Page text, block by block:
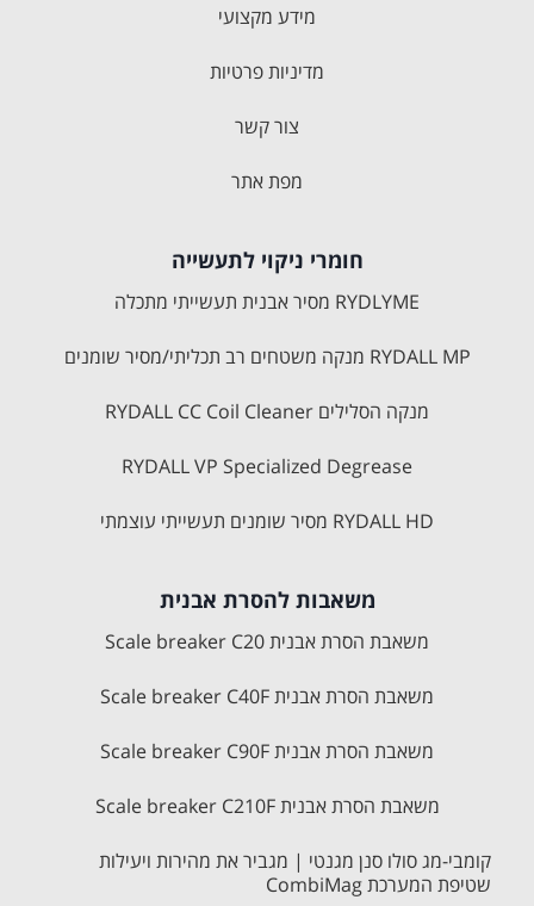
מידע מקצועי
מדיניות פרטיות
צור קשר
מפת אתר
חומרי ניקוי לתעשייה
RYDLYME מסיר אבנית תעשייתי מתכלה
RYDALL MP מנקה משטחים רב תכליתי/מסיר שומנים
מנקה הסלילים RYDALL CC Coil Cleaner
RYDALL VP Specialized Degrease
RYDALL HD מסיר שומנים תעשייתי עוצמתי
משאבות להסרת אבנית
משאבת הסרת אבנית Scale breaker C20
משאבת הסרת אבנית Scale breaker C40F
משאבת הסרת אבנית Scale breaker C90F
משאבת הסרת אבנית Scale breaker C210F
קומבי-מג סולו סנן מגנטי | מגביר את מהירות ויעילות
שטיפת המערכת CombiMag